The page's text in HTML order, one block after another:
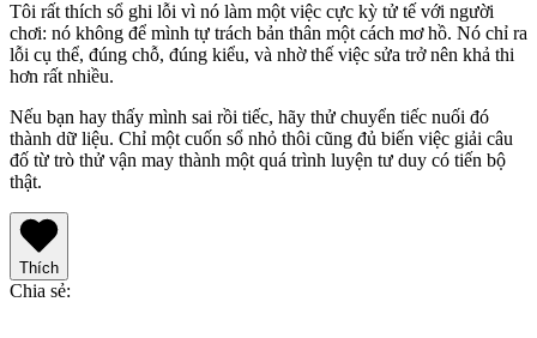
Tôi rất thích sổ ghi lỗi vì nó làm một việc cực kỳ tử tế với người
chơi: nó không để mình tự trách bản thân một cách mơ hồ. Nó chỉ ra
lỗi cụ thể, đúng chỗ, đúng kiểu, và nhờ thế việc sửa trở nên khả thi
hơn rất nhiều.
Nếu bạn hay thấy mình sai rồi tiếc, hãy thử chuyển tiếc nuối đó
thành dữ liệu. Chỉ một cuốn sổ nhỏ thôi cũng đủ biến việc giải câu
đố từ trò thử vận may thành một quá trình luyện tư duy có tiến bộ
thật.
Thích
Chia sẻ: